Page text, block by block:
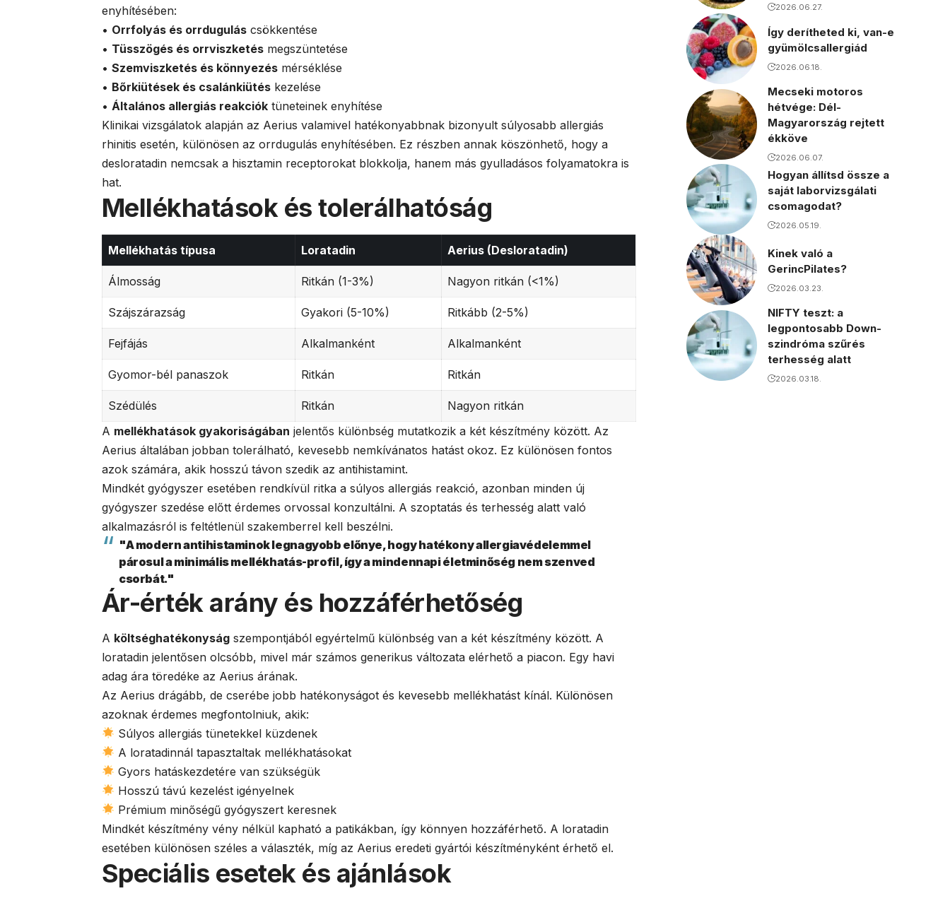
enyhítésében:
• Orrfolyás és orrdugulás csökkentése
• Tüsszögés és orrviszketés megszüntetése
• Szemviszketés és könnyezés mérséklése
• Bőrkiütések és csalánkiütés kezelése
• Általános allergiás reakciók tüneteinek enyhítése
Klinikai vizsgálatok alapján az Aerius valamivel hatékonyabbnak bizonyult súlyosabb allergiás
rhinitis esetén, különösen az orrdugulás enyhítésében. Ez részben annak köszönhető, hogy a
desloratadin nemcsak a hisztamin receptorokat blokkolja, hanem más gyulladásos folyamatokra is
hat.
Mellékhatások és tolerálhatóság
Mellékhatás típusa Loratadin Aerius (Desloratadin)
Álmosság Ritkán (1-3%) Nagyon ritkán (<1%)
Szájszárazság Gyakori (5-10%) Ritkább (2-5%)
Fejfájás Alkalmanként Alkalmanként
Gyomor-bél panaszok Ritkán Ritkán
Szédülés Ritkán
Nagyon ritkán
A mellékhatások gyakoriságában jelentős különbség mutatkozik a két készítmény között. Az
Aerius általában jobban tolerálható, kevesebb nemkívánatos hatást okoz. Ez különösen fontos
azok számára, akik hosszú távon szedik az antihistamint.
Mindkét gyógyszer esetében rendkívül ritka a súlyos allergiás reakció, azonban minden új
gyógyszer szedése előtt érdemes orvossal konzultálni. A szoptatás és terhesség alatt való
alkalmazásról is feltétlenül szakemberrel kell beszélni.
"A modern antihistaminok legnagyobb előnye, hogy hatékony allergiavédelemmel
párosul a minimális mellékhatás-profil, így a mindennapi életminőség nem szenved
csorbát."
Ár-érték arány és hozzáférhetőség
A költséghatékonyság szempontjából egyértelmű különbség van a két készítmény között. A
loratadin jelentősen olcsóbb, mivel már számos generikus változata elérhető a piacon. Egy havi
adag ára töredéke az Aerius árának.
Az Aerius drágább, de cserébe jobb hatékonyságot és kevesebb mellékhatást kínál. Különösen
azoknak érdemes megfontolniuk, akik:
Súlyos allergiás tünetekkel küzdenek
A loratadinnál tapasztaltak mellékhatásokat
Gyors hatáskezdetére van szükségük
Hosszú távú kezelést igényelnek
Prémium minőségű gyógyszert keresnek
Mindkét készítmény vény nélkül kapható a patikákban, így könnyen hozzáférhető. A loratadin
esetében különösen széles a választék, míg az Aerius eredeti gyártói készítményként érhető el.
Speciális esetek és ajánlások
2026.06.27.
Így derítheted ki, van-e
gyümölcsallergiád
2026.06.18.
Mecseki motoros
hétvége: Dél-
Magyarország rejtett
ékköve
2026.06.07.
Hogyan állítsd össze a
saját laborvizsgálati
csomagodat?
2026.05.19.
Kinek való a
GerincPilates?
2026.03.23.
NIFTY teszt: a
legpontosabb Down-
szindróma szűrés
terhesség alatt
2026.03.18.